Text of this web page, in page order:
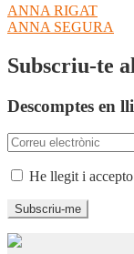
Navegació
d'entrades
Entrada
anterior:
ANNA RIGAT
Pròxima
ANNA SEGURA
Subscriu-te
Descomptes en
He llegit i